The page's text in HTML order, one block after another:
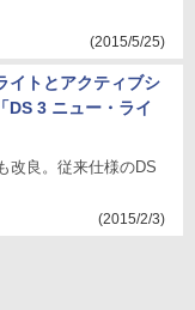
(2015/5/25)
イトとアクティブシ
DS 3 ニュー・ライ
改良。従来仕様のDS
(2015/2/3)